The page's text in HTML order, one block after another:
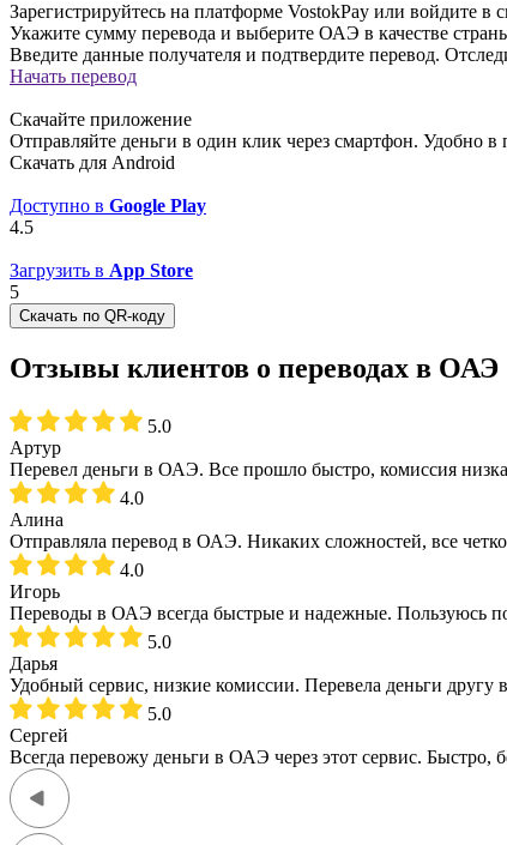
Зарегистрируйтесь на платформе VostokPay или войдите в
Укажите сумму перевода и выберите ОАЭ в качестве
Введите данные получателя и подтвердите перевод.
Начать перевод
Скачайте приложение
Отправляйте деньги в один клик через смартфон. Удобно
Скачать для Android
Доступно в Google Play
4.5
Загрузить в App Store
5
Скачать по QR-коду
Отзывы клиентов о переводах в ОАЭ
5.0
Артур
Перевел деньги в ОАЭ. Все прошло быстро, комиссия
4.0
Алина
Отправляла перевод в ОАЭ. Никаких сложностей, все
4.0
Игорь
Переводы в ОАЭ всегда быстрые и надежные. Пользуюсь
5.0
Дарья
Удобный сервис, низкие комиссии. Перевела деньги другу
5.0
Сергей
Всегда перевожу деньги в ОАЭ через этот сервис. Быстро,